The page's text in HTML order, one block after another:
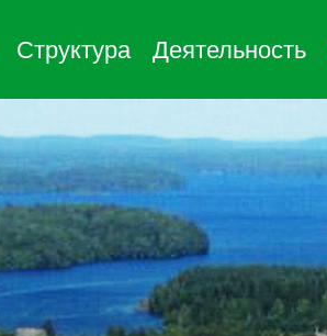
Структура Деятельность